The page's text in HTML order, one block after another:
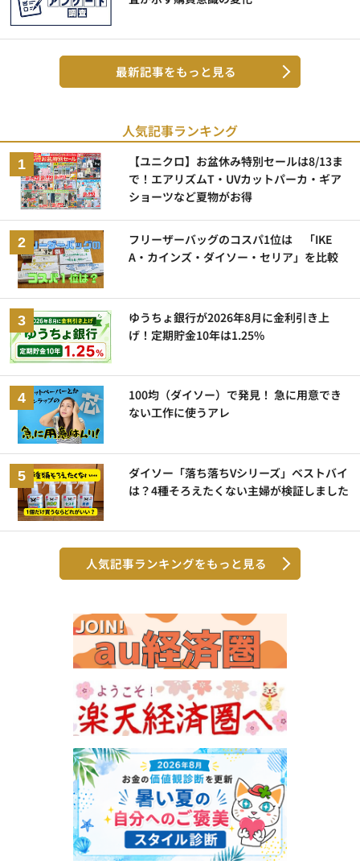
最新記事をもっと見る
人気記事ランキング
【ユニクロ】お盆休み特別セールは8/13ま
で！エアリズムT・UVカットパーカ・ギア
ショーツなど夏物がお得
フリーザーバッグのコスパ1位は 「IKE
A・カインズ・ダイソー・セリア」を比較
ゆうちょ銀行が2026年8月に金利引き上
げ！定期貯金10年は1.25%
100均（ダイソー）で発見！ 急に用意でき
ない工作に使うアレ
ダイソー「落ち落ちVシリーズ」ベストバイ
は？4種そろえたくない主婦が検証しました
人気記事ランキングをもっと見る